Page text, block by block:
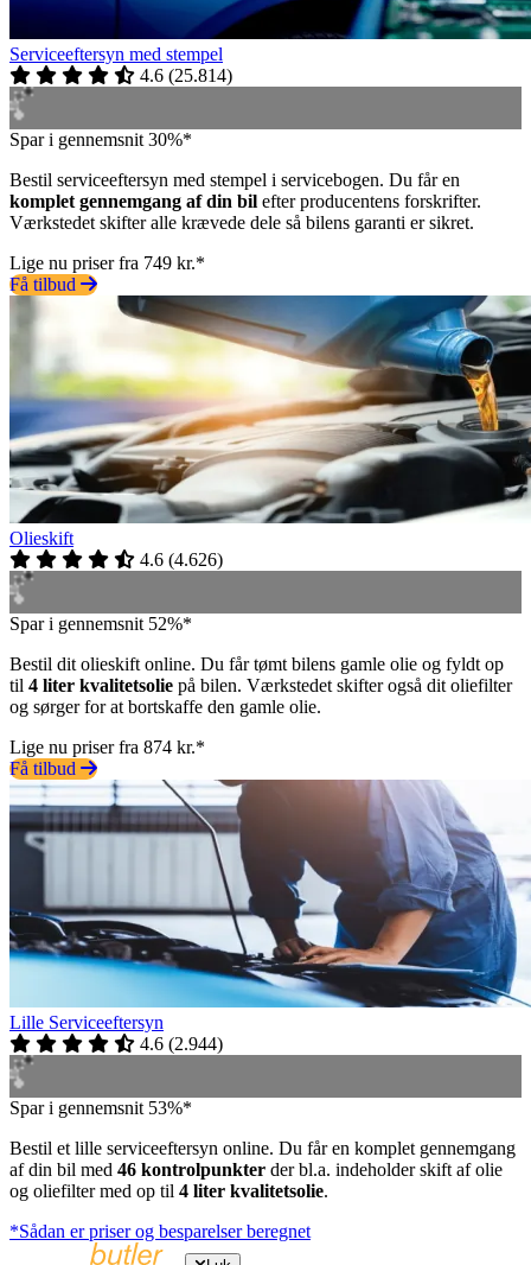
Serviceeftersyn med stempel
4.6 (25.814)
Spar i gennemsnit 30%*
Bestil serviceeftersyn med stempel i servicebogen. Du får en
komplet gennemgang af din bil efter producentens forskrifter.
Værkstedet skifter alle krævede dele så bilens garanti er sikret.
Lige nu priser fra 749 kr.*
Få tilbud
Olieskift
4.6 (4.626)
Spar i gennemsnit 52%*
Bestil dit olieskift online. Du får tømt bilens gamle olie og fyldt op
til 4 liter kvalitetsolie på bilen. Værkstedet skifter også dit oliefilter
og sørger for at bortskaffe den gamle olie.
Lige nu priser fra 874 kr.*
Få tilbud
Lille Serviceeftersyn
4.6 (2.944)
Spar i gennemsnit 53%*
Bestil et lille serviceeftersyn online. Du får en komplet gennemgang
af din bil med 46 kontrolpunkter der bl.a. indeholder skift af olie
og oliefilter med op til 4 liter kvalitetsolie.
*Sådan er priser og besparelser beregnet